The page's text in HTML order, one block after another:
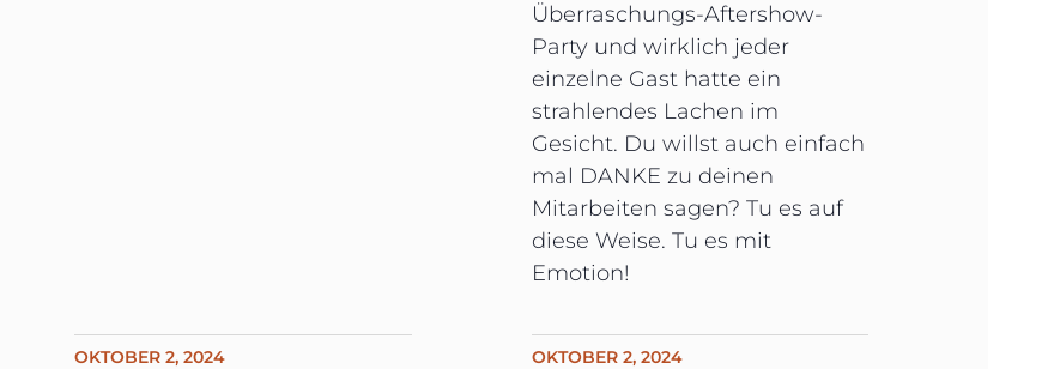
OKTOBER 2, 2024
Überraschungs-Aftershow-
Party und wirklich jeder
einzelne Gast hatte ein
strahlendes Lachen im
Gesicht. Du willst auch einfach
mal DANKE zu deinen
Mitarbeiten sagen? Tu es auf
diese Weise. Tu es mit
Emotion!
OKTOBER 2, 2024